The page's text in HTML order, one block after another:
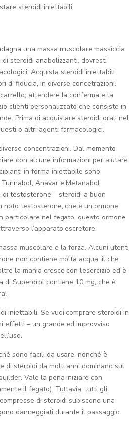
steroidi iniettabili.
una massa muscolare massiccia
steroidi anabolizzanti, dovresti
Acquista steroidi iniettabili
di fiducia, in diverse concetrazioni.
attendere la conferma e la
clienti personalizzato che consiste in
Prima di acquistare steroidi orali nel
o altri agenti farmacologici.
concentrazioni. Dal momento
con alcune informazioni per aiutare
in forma iniettabile sono
Anavar e Metanabol.
testosterone – steroidi a buon
noto testosterone, che è un ormone
particolare nel fegato, questo ormone
l’apparato escretore.
muscolare e la forza. Alcuni utenti
non contiene molta acqua, il che
la mania cresce con l’esercizio ed è
di Superdrol contiene 10 mg, che è
iniettabili. Se vuoi comprare steroidi in
effetti – un grande ed improvviso
sono facili da usare, nonché è
di steroidi da molti anni dominano sul
Vale la pena iniziare con
il fegato). Tuttavia, tutti gli
di steroidi subiscono una
danneggiati durante il passaggio